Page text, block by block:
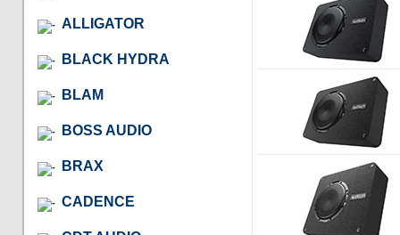
ALLIGATOR
BLACK HYDRA
BLAM
BOSS AUDIO
BRAX
CADENCE